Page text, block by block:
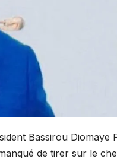
Bassirou Diomaye
de tirer sur le